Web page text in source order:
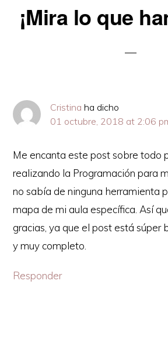
Reader
Interactions
¡Mira lo que
Cristina ha dicho
01 octubre, 2018 at 2:06
Me encanta este post sobre todo
realizando la Programación para
no sabía de ninguna herramienta
mapa de mi aula específica. Así
gracias, ya que el post está súper
y muy completo.
Responder